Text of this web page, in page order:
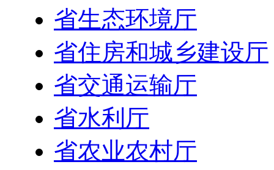
省生态环境厅
省住房和城乡建设厅
省交通运输厅
省水利厅
省农业农村厅